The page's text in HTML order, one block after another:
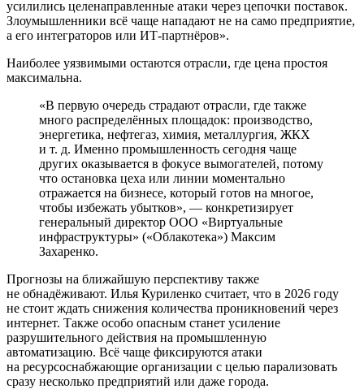
усилились целенаправленные атаки через цепочки поставок.
Злоумышленники всё чаще нападают не на само предприятие,
а его интеграторов или ИТ-партнёров».
Наиболее уязвимыми остаются отрасли, где цена простоя
максимальна.
«В первую очередь страдают отрасли, где также
много распределённых площадок: производство,
энергетика, нефтегаз, химия, металлургия, ЖКХ
и т. д. Именно промышленность сегодня чаще
других оказывается в фокусе вымогателей, потому
что остановка цеха или линии моментально
отражается на бизнесе, который готов на многое,
чтобы избежать убытков», — конкретизирует
генеральный директор ООО «Виртуальные
инфраструктуры» («Облакотека») Максим
Захаренко.
Прогнозы на ближайшую перспективу также
не обнадёживают. Илья Куриленко считает, что в 2026 году
не стоит ждать снижения количества проникновений через
интернет. Также особо опасным станет усиление
разрушительного действия на промышленную
автоматизацию. Всё чаще фиксируются атаки
на ресурсоснабжающие организации с целью парализовать
сразу несколько предприятий или даже города.